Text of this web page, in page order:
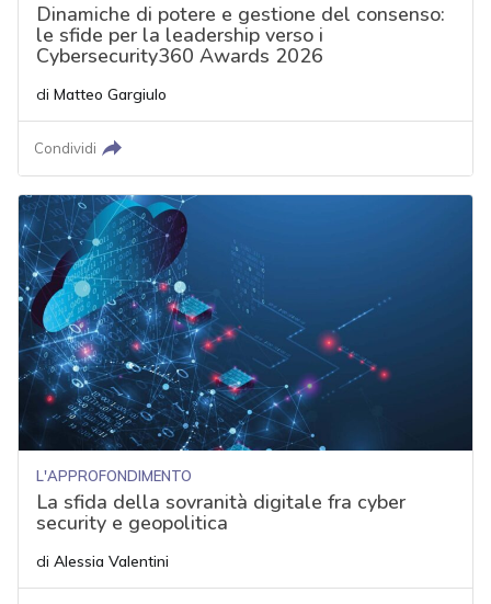
Dinamiche di potere e gestione del consenso:
le sfide per la leadership verso i
Cybersecurity360 Awards 2026
di Matteo Gargiulo
Condividi
L'APPROFONDIMENTO
La sfida della sovranità digitale fra cyber
security e geopolitica
di Alessia Valentini